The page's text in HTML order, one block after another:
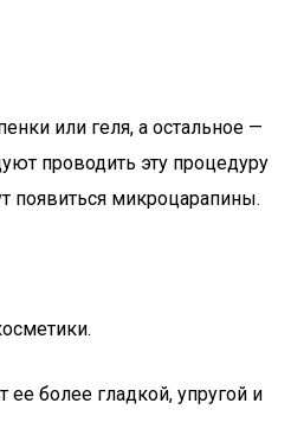
или геля, а остальное —
проводить эту процедуру
появиться микроцарапины.
более гладкой, упругой и